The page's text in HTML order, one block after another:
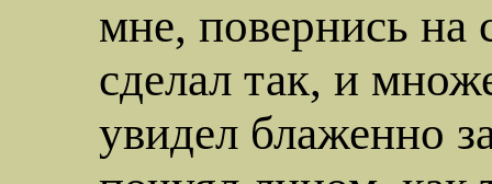
мне, повернись на
сделал так, и
увидел блаженно